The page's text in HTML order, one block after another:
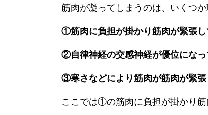
筋肉が凝ってしまうのは、いくつか
①筋肉に負担が掛かり筋肉が緊張し
②自律神経の交感神経が優位になっ
③寒さなどにより筋肉が筋肉が緊張
ここでは①の筋肉に負担が掛かり筋